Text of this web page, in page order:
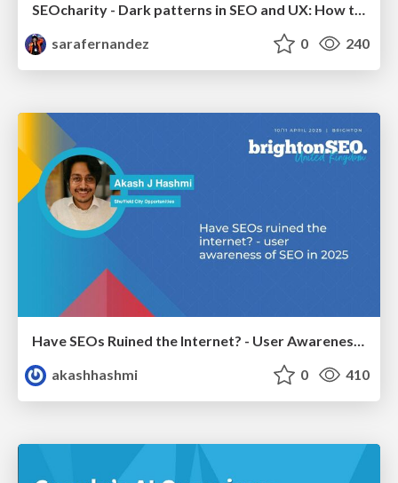
SEOcharity - Dark patterns in SEO and UX: How to avoid them and build a more ethical web
sarafernandez
0 240
akashhashmi
0 410